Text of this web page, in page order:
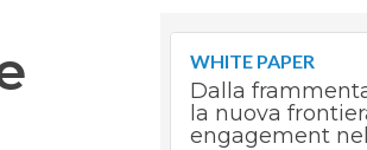
WHITE PAPER
Dalla
la nuova
engagement